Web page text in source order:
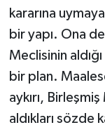
kararına
bir yapı. Ona
Meclisinin
bir plan.
aykırı,
aldıkları sözde